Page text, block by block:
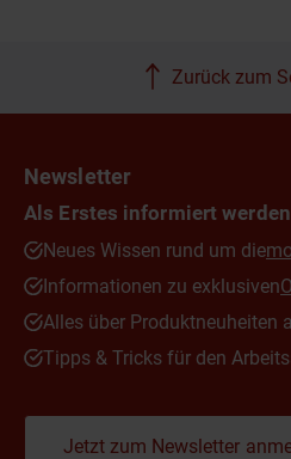
Zurück zum
Newsletter
Als Erstes informiert
Neues Wissen rund um die
Informationen zu exklusiven
Alles über Produktneuheiten
Tipps & Tricks für den
Jetzt zum Newsletter